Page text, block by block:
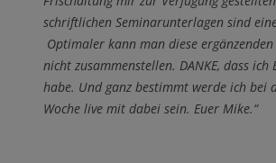
schriftlichen Seminarunterlagen sind
Optimaler kann man diese
nicht zusammenstellen. DANKE, dass ich
habe. Und ganz bestimmt werde ich bei
Woche live mit dabei sein. Euer Mike.“